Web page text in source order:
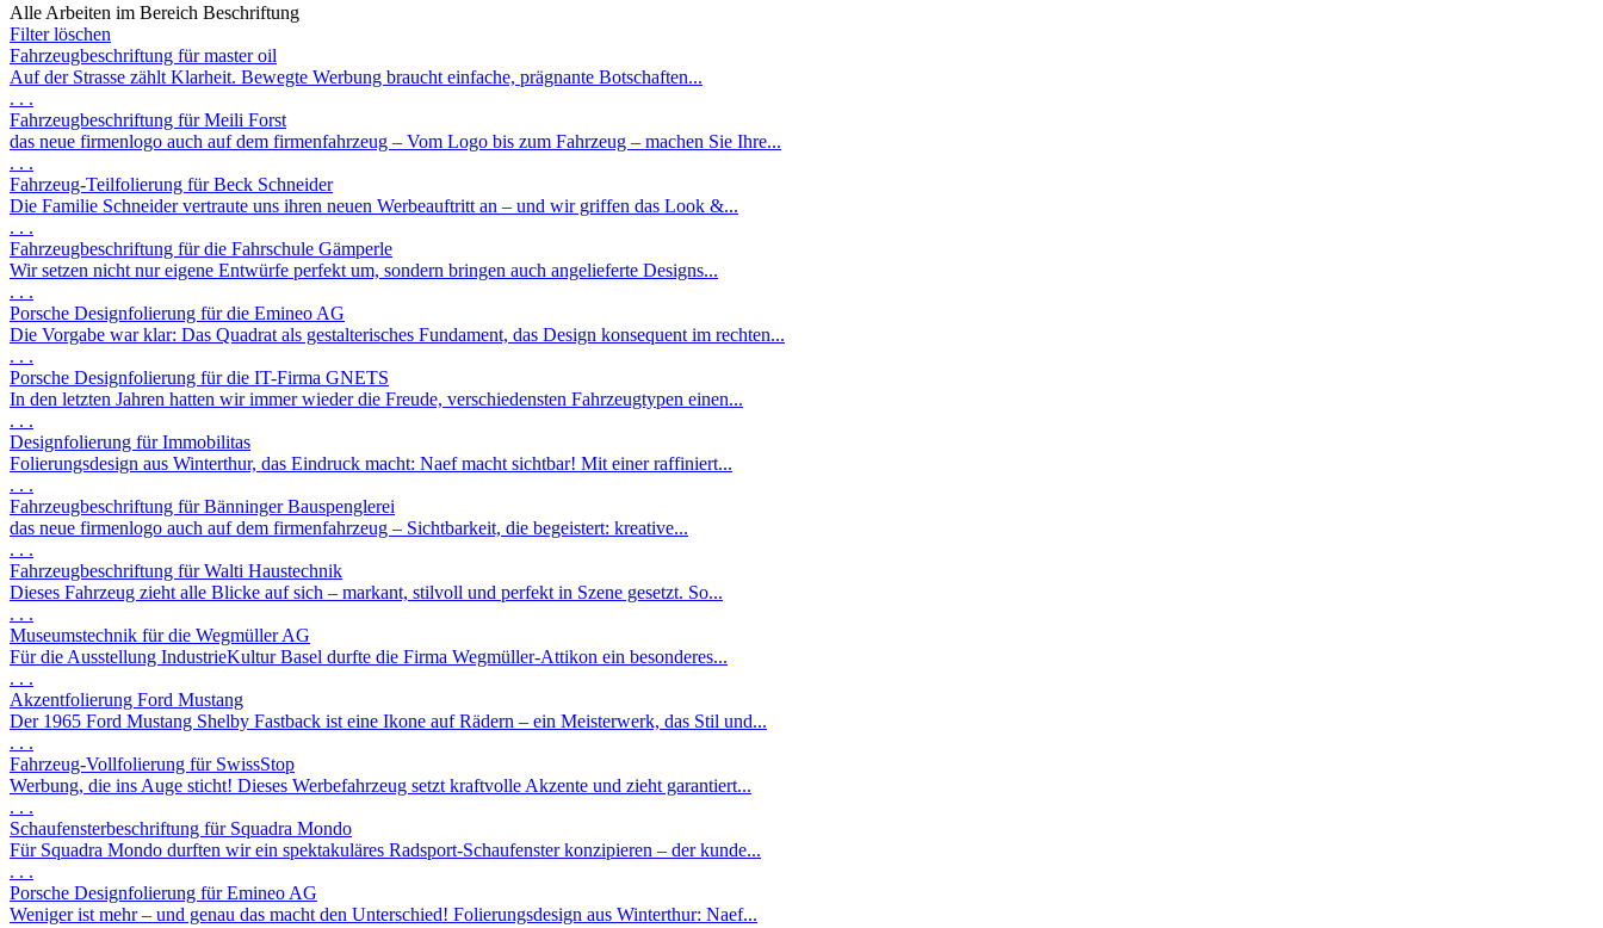
Alle Arbeiten im Bereich Beschriftung
Filter löschen
Fahrzeugbeschriftung für master oil
Auf der Strasse zählt Klarheit. Bewegte Werbung braucht einfache, prägnante Botschaften...
. . .
Fahrzeugbeschriftung für Meili Forst
das neue firmenlogo auch auf dem firmenfahrzeug – Vom Logo bis zum Fahrzeug – machen Sie Ihre...
. . .
Fahrzeug-Teilfolierung für Beck Schneider
Die Familie Schneider vertraute uns ihren neuen Werbeauftritt an – und wir griffen das Look &...
. . .
Fahrzeugbeschriftung für die Fahrschule Gämperle
Wir setzen nicht nur eigene Entwürfe perfekt um, sondern bringen auch angelieferte Designs...
. . .
Porsche Designfolierung für die Emineo AG
Die Vorgabe war klar: Das Quadrat als gestalterisches Fundament, das Design konsequent im rechten...
. . .
Porsche Designfolierung für die IT-Firma GNETS
In den letzten Jahren hatten wir immer wieder die Freude, verschiedensten Fahrzeugtypen einen...
. . .
Designfolierung für Immobilitas
Folierungsdesign aus Winterthur, das Eindruck macht: Naef macht sichtbar! Mit einer raffiniert...
. . .
Fahrzeugbeschriftung für Bänninger Bauspenglerei
das neue firmenlogo auch auf dem firmenfahrzeug – Sichtbarkeit, die begeistert: kreative...
. . .
Fahrzeugbeschriftung für Walti Haustechnik
Dieses Fahrzeug zieht alle Blicke auf sich – markant, stilvoll und perfekt in Szene gesetzt. So...
. . .
Museumstechnik für die Wegmüller AG
Für die Ausstellung IndustrieKultur Basel durfte die Firma Wegmüller-Attikon ein besonderes...
. . .
Akzentfolierung Ford Mustang
Der 1965 Ford Mustang Shelby Fastback ist eine Ikone auf Rädern – ein Meisterwerk, das Stil und...
. . .
Fahrzeug-Vollfolierung für SwissStop
Werbung, die ins Auge sticht! Dieses Werbefahrzeug setzt kraftvolle Akzente und zieht garantiert...
. . .
Schaufensterbeschriftung für Squadra Mondo
Für Squadra Mondo durften wir ein spektakuläres Radsport-Schaufenster konzipieren – der kunde...
. . .
Porsche Designfolierung für Emineo AG
Weniger ist mehr – und genau das macht den Unterschied! Folierungsdesign aus Winterthur: Naef...